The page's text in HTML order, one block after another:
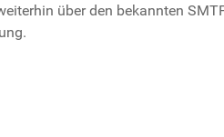
über den bekannten